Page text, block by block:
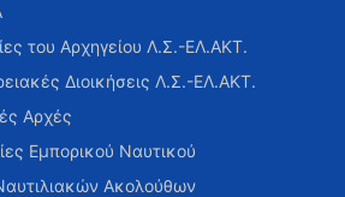
του Αρχηγείου Λ.Σ.-ΕΛ.ΑΚΤ.
Διοικήσεις Λ.Σ.-ΕΛ.ΑΚΤ.
Αρχές
Εμπορικού Ναυτικού
Ακολούθων